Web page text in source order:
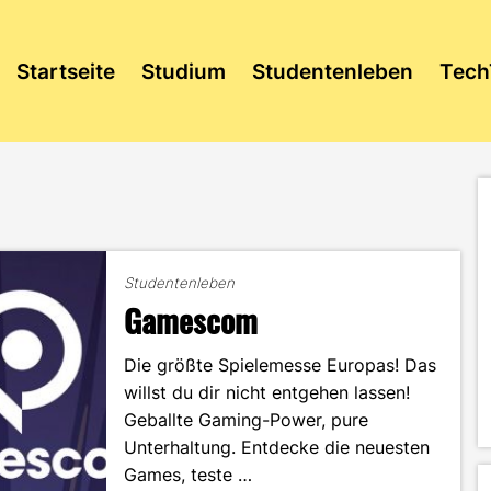
Startseite Studium Studentenleben
Studentenleben
Gamescom
Die größte Spielemesse Europas! Das
willst du dir nicht entgehen lassen!
Geballte Gaming-Power, pure
Unterhaltung. Entdecke die neuesten
Games, teste …